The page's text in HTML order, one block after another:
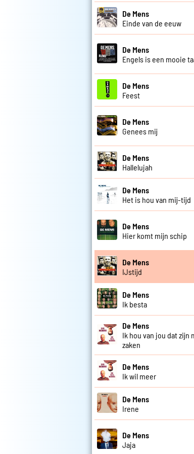
De Mens
Einde van de eeuw
De Mens
Engels is een mooie
De Mens
Feest
De Mens
Genees mij
De Mens
Hallelujah
De Mens
Het is hou van mij-tijd
De Mens
Hier komt mijn schip
De Mens
IJstijd
De Mens
Ik besta
De Mens
Ik hou van jou dat zijn
zaken
De Mens
Ik wil meer
De Mens
Irene
De Mens
Jaja